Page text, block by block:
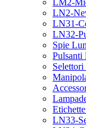
LM2-
LN2-
LN31-
LN32-
Spie
Pulsanti
LN33-